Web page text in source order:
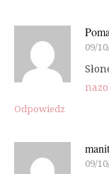
09/
Odpowiedz
09/